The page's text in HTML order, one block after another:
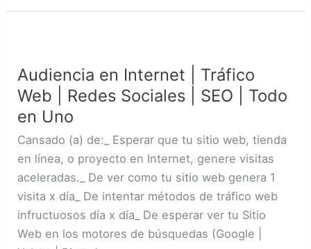
Audiencia en Internet | Tráfico
Web | Redes Sociales | SEO | Todo
en Uno
Cansado (a) de:_ Esperar que tu sitio web, tienda
en línea, o proyecto en Internet, genere visitas
aceleradas._ De ver como tu sitio web genera 1
visita x día_ De intentar métodos de tráfico web
infructuosos día x día_ De esperar ver tu Sitio
Web en los motores de búsquedas (Google |
Internet
|
Tráfico